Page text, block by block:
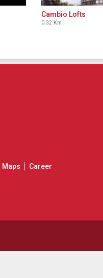
Cambio Lofts
0.32 Km
Maps Career